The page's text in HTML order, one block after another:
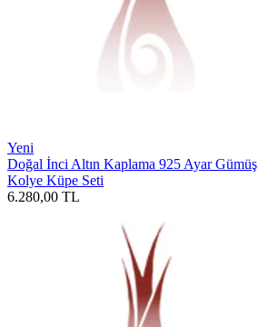
Yeni
Doğal İnci Altın Kaplama 925 Ayar Gümüş
Kolye Küpe Seti
6.280,00 TL